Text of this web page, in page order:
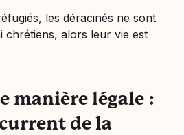
les déracinés ne sont
chrétiens, alors leur vie est
manière légale :
de la